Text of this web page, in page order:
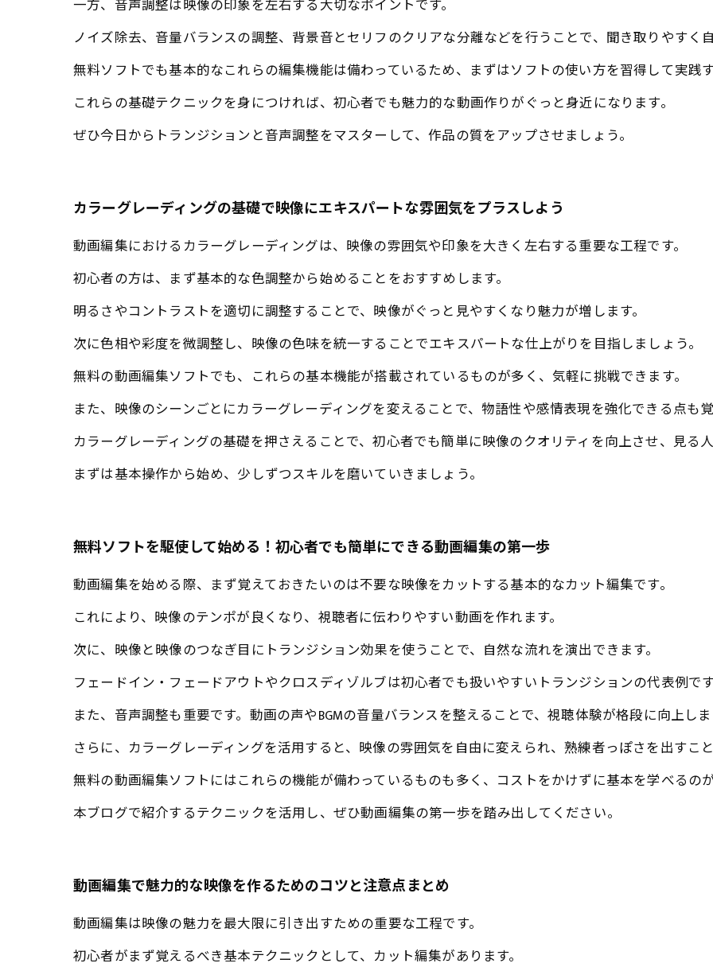
一方、音声調整は映像の印象を左右する大切なポイントです。
ノイズ除去、音量バランスの調整、背景音とセリフのクリアな分離などを行うことで、聞き取りやすく
無料ソフトでも基本的なこれらの編集機能は備わっているため、まずはソフトの使い方を習得して実践
これらの基礎テクニックを身につければ、初心者でも魅力的な動画作りがぐっと身近になります。
ぜひ今日からトランジションと音声調整をマスターして、作品の質をアップさせましょう。
カラーグレーディングの基礎で映像にエキスパートな雰囲気をプラスしよう
動画編集におけるカラーグレーディングは、映像の雰囲気や印象を大きく左右する重要な工程です。
初心者の方は、まず基本的な色調整から始めることをおすすめします。
明るさやコントラストを適切に調整することで、映像がぐっと見やすくなり魅力が増します。
次に色相や彩度を微調整し、映像の色味を統一することでエキスパートな仕上がりを目指しましょう。
無料の動画編集ソフトでも、これらの基本機能が搭載されているものが多く、気軽に挑戦できます。
また、映像のシーンごとにカラーグレーディングを変えることで、物語性や感情表現を強化できる点も
カラーグレーディングの基礎を押さえることで、初心者でも簡単に映像のクオリティを向上させ、見る
まずは基本操作から始め、少しずつスキルを磨いていきましょう。
無料ソフトを駆使して始める！初心者でも簡単にできる動画編集の第一歩
動画編集を始める際、まず覚えておきたいのは不要な映像をカットする基本的なカット編集です。
これにより、映像のテンポが良くなり、視聴者に伝わりやすい動画を作れます。
次に、映像と映像のつなぎ目にトランジション効果を使うことで、自然な流れを演出できます。
フェードイン・フェードアウトやクロスディゾルブは初心者でも扱いやすいトランジションの代表例です
また、音声調整も重要です。動画の声やBGMの音量バランスを整えることで、視聴体験が格段に向上しま
さらに、カラーグレーディングを活用すると、映像の雰囲気を自由に変えられ、熟練者っぽさを出すこと
無料の動画編集ソフトにはこれらの機能が備わっているものも多く、コストをかけずに基本を学べるのが
本ブログで紹介するテクニックを活用し、ぜひ動画編集の第一歩を踏み出してください。
動画編集で魅力的な映像を作るためのコツと注意点まとめ
動画編集は映像の魅力を最大限に引き出すための重要な工程です。
初心者がまず覚えるべき基本テクニックとして、カット編集があります。